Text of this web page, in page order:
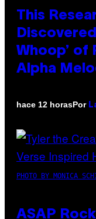
This
Whoop’ of
Alpha
hace 12 horasPor
PHOTO BY MONICA
ASAP